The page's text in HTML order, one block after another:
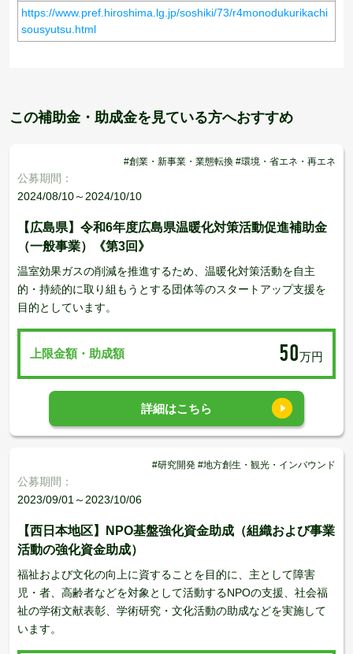
https://www.pref.hiroshima.lg.jp/soshiki/73/r4monodukurikachi
sousyutsu.html
この補助金・助成金を見ている方へおすすめ
#創業・新事業・業態転換 #環境・省エネ・再エネ
公募期間：
2024/08/10～2024/10/10
【広島県】令和6年度広島県温暖化対策活動促進補助金
（一般事業）《第3回》
温室効果ガスの削減を推進するため、温暖化対策活動を自主
的・持続的に取り組もうとする団体等のスタートアップ支援を
目的としています。
上限金額・助成額 50万円
詳細はこちら
#研究開発 #地方創生・観光・インバウンド
公募期間：
2023/09/01～2023/10/06
【西日本地区】NPO基盤強化資金助成（組織および事業
活動の強化資金助成）
福祉および文化の向上に資することを目的に、主として障害
児・者、高齢者などを対象として活動するNPOの支援、社会福
祉の学術文献表彰、学術研究・文化活動の助成などを実施して
います。